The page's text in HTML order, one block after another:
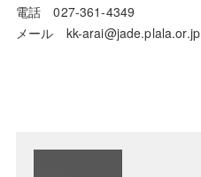
電話 027-361-4349
メール kk-arai@jade.plala.or.jp